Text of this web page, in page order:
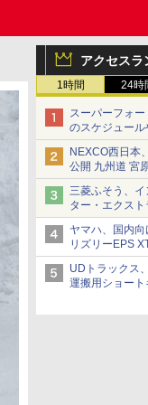
アクセスラ
1時間 24時
スーパーフォ
のスケジュー
を紹介
NEXCO西日本
公開 九州道 宮
車両を通行可能
三菱ふそう、
ター・エクス
ックベースの
ヤマハ、国内
リズリーEPS
UDトラックス
運搬用ショー